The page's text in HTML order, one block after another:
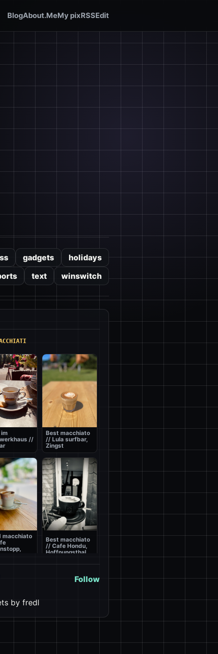
BlogAbout.MeMy pixRSSEdit
gadgets
holidays
text winswitch
//
Best macchiato
// Lula surfbar,
Zingst
macchiato
Best macchiato
// Cafe Hondu,
Hoffnungsthal
Follow
by fredl